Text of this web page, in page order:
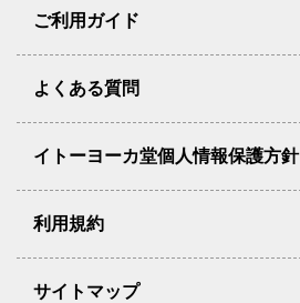
ご利用ガイド
よくある質問
イトーヨーカ堂個人情報保護方針
利用規約
サイトマップ